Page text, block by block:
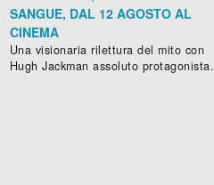
SANGUE, DAL 12 AGOSTO AL
CINEMA
Una visionaria rilettura del mito con
Hugh Jackman assoluto protagonista.